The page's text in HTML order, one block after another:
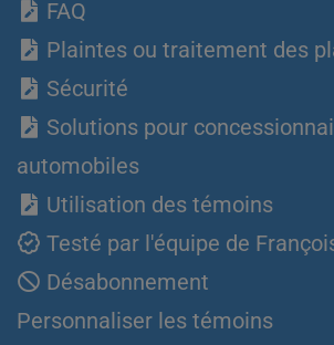
FAQ
Plaintes ou traitement des
Sécurité
Solutions pour
automobiles
Utilisation des témoins
Testé par l'équipe de
Désabonnement
Personnaliser les témoins